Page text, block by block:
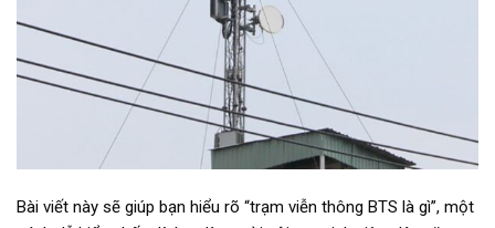
Bài viết này sẽ giúp bạn hiểu rõ “trạm viễn thông BTS là gì”, một